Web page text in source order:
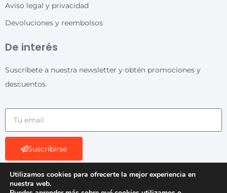
Aviso legal y privacidad
Devoluciones y reembolsos
De interés
Suscríbete a nuestra newsletter y obtén promociones y
descuentos.
Suscribirse
Utilizamos cookies para ofrecerte la mejor experiencia en
nuestra web.